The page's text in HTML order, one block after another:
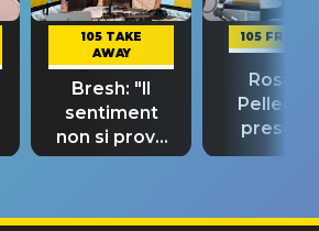
105 TAKE
AWAY
Bresh: "Il
sentiment
non si prova
fino alla notte
105
Rosario
“Così